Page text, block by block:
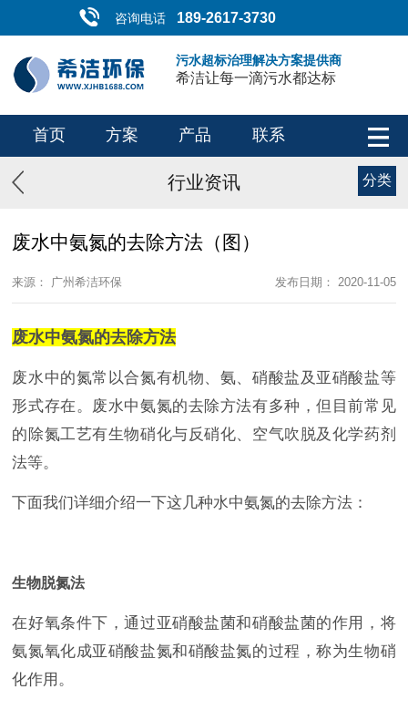
咨询电话 189-2617-3730
污水超标治理解决方案提供商
希洁让每一滴污水都达标
首页 方案 产品 联系
行业资讯 分类
废水中氨氮的去除方法（图）
来源： 广州希洁环保 发布日期： 2020-11-05
废水中氨氮的去除方法
废水中的氮常以合氮有机物、氨、硝酸盐及亚硝酸盐等
形式存在。废水中氨氮的去除方法有多种，但目前常见
的除氮工艺有生物硝化与反硝化、空气吹脱及化学药剂
法等。
下面我们详细介绍一下这几种水中氨氮的去除方法：
生物脱氮法
在好氧条件下，通过亚硝酸盐菌和硝酸盐菌的作用，将
氨氮氧化成亚硝酸盐氮和硝酸盐氮的过程，称为生物硝
化作用。